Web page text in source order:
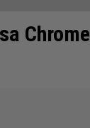
Chrome